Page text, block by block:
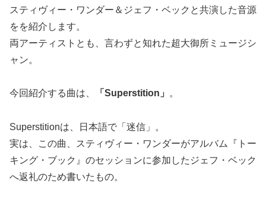
スティヴィー・ワンダー＆ジェフ・ベックと共演した音源
をを紹介します。
両アーティストとも、言わずと知れた超大御所ミュージシ
ャン。
今回紹介する曲は、 「Superstition」 。
Superstitionは、日本語で「迷信」。
実は、この曲、スティヴィー・ワンダーがアルバム『トー
キング・ブック』のセッションに参加したジェフ・ベック
へ返礼のため書いたもの。